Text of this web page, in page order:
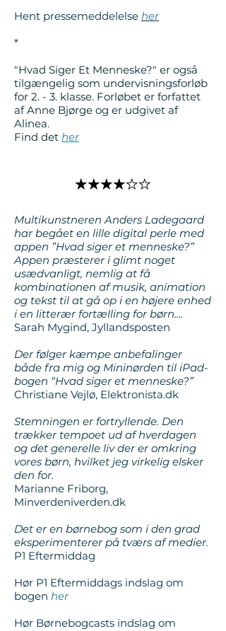
Hent pressemeddelelse her
*
"Hvad Siger Et Menneske?" er også
tilgængelig som undervisningsforløb
for 2. - 3. klasse. Forløbet er forfattet
af Anne Bjørge og er udgivet af
Alinea.
Find det her
Multikunstneren Anders Ladegaard
har begået en lille digital perle med
appen ”Hvad siger et menneske?”
Appen præsterer i glimt noget
usædvanligt, nemlig at få
kombinationen af musik, animation
og tekst til at gå op i en højere enhed
i en litterær fortælling for børn....
Sarah Mygind, Jyllandsposten
Der følger kæmpe anbefalinger
både fra mig og Mininørden til iPad-
bogen “Hvad siger et menneske?”
Christiane Vejlø, Elektronista.dk
Stemningen er fortryllende. Den
trækker tempoet ud af hverdagen
og det generelle liv der er omkring
vores børn, hvilket jeg virkelig elsker
den for.
Marianne Friborg,
Minverdeniverden.dk
Det er en børnebog som i den grad
eksperimenterer på tværs af medier.
P1 Eftermiddag
Hør P1 Eftermiddags indslag om
bogen her
Hør Børnebogcasts indslag om